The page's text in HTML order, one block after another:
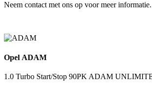
Neem contact met ons op voor meer informatie.
Opel ADAM
1.0 Turbo Start/Stop 90PK ADAM